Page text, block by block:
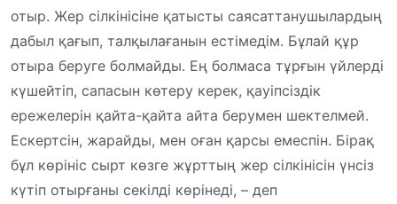
отыр. Жер сілкінісіне қатысты саясаттанушылардың
дабыл қағып, талқылағанын естімедім. Бұлай құр
отыра беруге болмайды. Ең болмаса тұрғын үйлерді
күшейтіп, сапасын көтеру керек, қауіпсіздік
ережелерін қайта-қайта айта берумен шектелмей.
Ескертсін, жарайды, мен оған қарсы емеспін. Бірақ
бұл көрініс сырт көзге жұрттың жер сілкінісін үнсіз
күтіп отырғаны секілді көрінеді, – деп